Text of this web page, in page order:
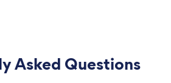
Asked Questions